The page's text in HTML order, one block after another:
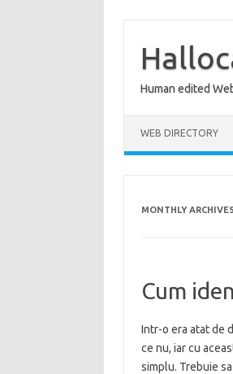
content
Human edited
WEB DIRECTORY
MONTHLY
Cum
Intr-o era atat de
ce nu, iar cu
simplu. Trebuie